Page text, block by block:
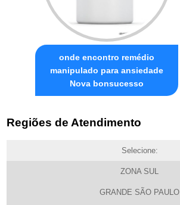
onde encontro remédio
manipulado para ansiedade
Nova bonsucesso
Regiões de Atendimento
Selecione:
ZONA SUL
GRANDE SÃO PAULO